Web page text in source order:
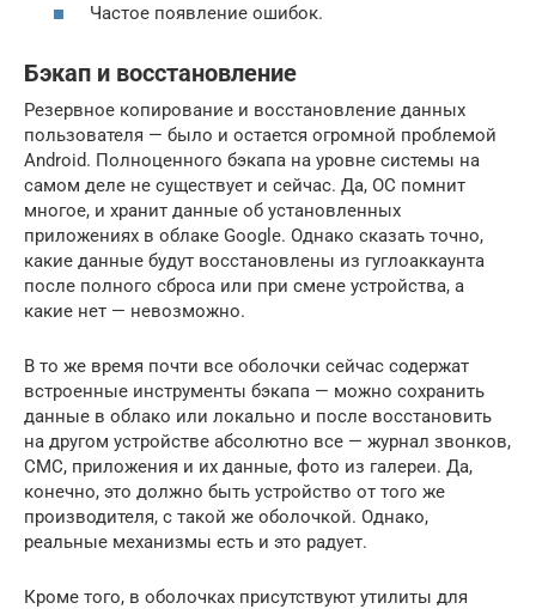
Частое появление ошибок.
Бэкап и восстановление
Резервное копирование и восстановление данных
пользователя — было и остается огромной проблемой
Android. Полноценного бэкапа на уровне системы на
самом деле не существует и сейчас. Да, ОС помнит
многое, и хранит данные об установленных
приложениях в облаке Google. Однако сказать точно,
какие данные будут восстановлены из гуглоаккаунта
после полного сброса или при смене устройства, а
какие нет — невозможно.
В то же время почти все оболочки сейчас содержат
встроенные инструменты бэкапа — можно сохранить
данные в облако или локально и после восстановить
на другом устройстве абсолютно все — журнал звонков,
СМС, приложения и их данные, фото из галереи. Да,
конечно, это должно быть устройство от того же
производителя, с такой же оболочкой. Однако,
реальные механизмы есть и это радует.
Кроме того, в оболочках присутствуют утилиты для